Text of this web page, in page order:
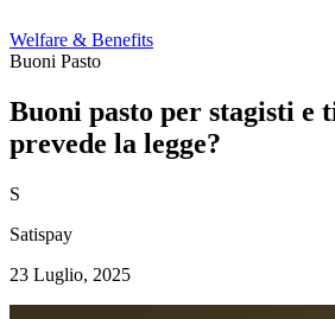
Welfare & Benefits
Buoni Pasto
Buoni pasto per stagisti e
prevede la legge?
S
Satispay
23 Luglio, 2025